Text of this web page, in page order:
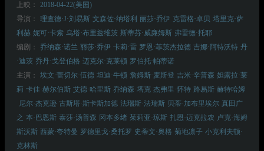
上映：
2018-04-22(美国)
导演：
理查德·J·刘易斯 文森佐·纳塔利 丽莎·乔伊 克雷格·卓贝 塔里克·萨
利赫 妮可·卡索 乌塔·布里兹维茨 斯蒂芬·威廉姆斯 弗雷德·托耶
编剧：
乔纳森·诺兰 丽莎·乔伊 卡莉·雷 罗恩·菲茨杰拉德 吉娜·阿特沃特 丹
·迪茨 乔丹·戈登伯格 迈克尔·克莱顿 罗伯托·帕蒂诺
主演：
埃文·蕾切尔·伍德 坦迪·牛顿 詹姆斯·麦斯登 吉米·辛普森 妲露拉·莱
莉 卡佳·赫尔伯斯 艾德·哈里斯 乔纳森·塔克 杰弗里·怀特 路易斯·赫特哈姆
尼尔·杰克逊 古斯塔·斯卡斯加德 法瑞斯·法瑞斯 贝蒂·加布里埃尔 真田广
之 本·巴恩斯 泰莎·汤普森 冈本多绪 茱莉亚·琼斯 扎恩·迈克拉农 卢克·海姆
斯沃斯 西蒙·夸特曼 罗德里戈·桑托罗 史蒂文·奥格 菊地凛子 小克利夫顿·
克林斯